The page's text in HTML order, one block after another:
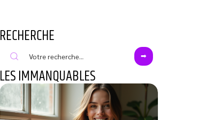
RECHERCHE
LES IMMANQUABLES